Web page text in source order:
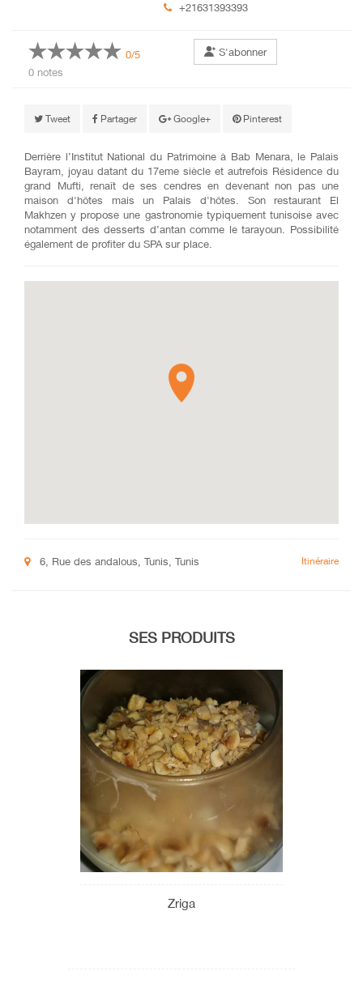
+21631393393
0/5
S'abonner
0 notes
Tweet Partager Google+ Pinterest
Derrière l’Institut National du Patrimoine à Bab Menara, le Palais
Bayram, joyau datant du 17eme siècle et autrefois Résidence du
grand Mufti, renaît de ses cendres en devenant non pas une
maison d'hôtes mais un Palais d'hôtes. Son restaurant El
Makhzen y propose une gastronomie typiquement tunisoise avec
notamment des desserts d’antan comme le tarayoun. Possibilité
également de profiter du SPA sur place.
6, Rue des andalous, Tunis, Tunis Itinéraire
SES PRODUITS
Zriga